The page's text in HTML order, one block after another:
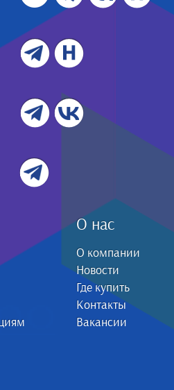
О нас
О компании
Новости
Где купить
Контакты
Вакансии